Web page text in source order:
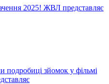
2025! ЖВЛ представляє
подробиці зйомок у фільмі